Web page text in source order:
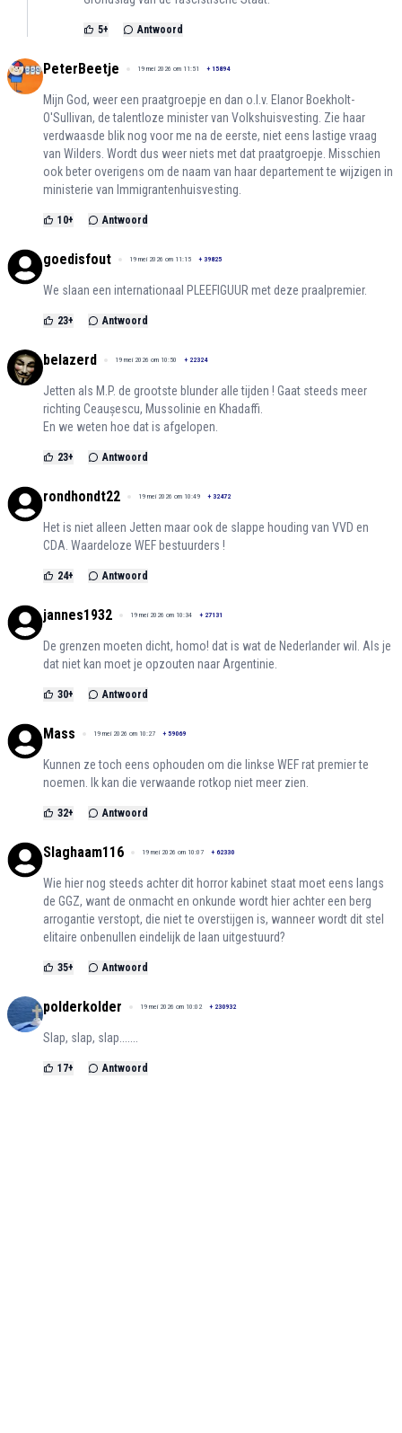
5+ Antwoord
PeterBeetje 19 mei 2026 om 11:51 + 15894
Mijn God, weer een praatgroepje en dan o.l.v. Elanor Boekholt-
O'Sullivan, de talentloze minister van Volkshuisvesting. Zie haar
verdwaasde blik nog voor me na de eerste, niet eens lastige vraag
van Wilders. Wordt dus weer niets met dat praatgroepje. Misschien
ook beter overigens om de naam van haar departement te wijzigen in
ministerie van Immigrantenhuisvesting.
10+ Antwoord
goedisfout 19 mei 2026 om 11:15 + 39825
We slaan een internationaal PLEEFIGUUR met deze praalpremier.
23+ Antwoord
belazerd 19 mei 2026 om 10:50 + 22324
Jetten als M.P. de grootste blunder alle tijden ! Gaat steeds meer
richting Ceaușescu, Mussolinie en Khadaffi.
En we weten hoe dat is afgelopen.
23+ Antwoord
rondhondt22 19 mei 2026 om 10:49 + 32472
Het is niet alleen Jetten maar ook de slappe houding van VVD en
CDA. Waardeloze WEF bestuurders !
24+ Antwoord
jannes1932 19 mei 2026 om 10:34 + 27131
De grenzen moeten dicht, homo! dat is wat de Nederlander wil. Als je
dat niet kan moet je opzouten naar Argentinie.
30+ Antwoord
Mass 19 mei 2026 om 10:27 + 59069
Kunnen ze toch eens ophouden om die linkse WEF rat premier te
noemen. Ik kan die verwaande rotkop niet meer zien.
32+ Antwoord
Slaghaam116 19 mei 2026 om 10:07 + 62330
Wie hier nog steeds achter dit horror kabinet staat moet eens langs
de GGZ, want de onmacht en onkunde wordt hier achter een berg
arrogantie verstopt, die niet te overstijgen is, wanneer wordt dit stel
elitaire onbenullen eindelijk de laan uitgestuurd?
35+ Antwoord
polderkolder 19 mei 2026 om 10:02 + 230932
Slap, slap, slap.......
17+ Antwoord